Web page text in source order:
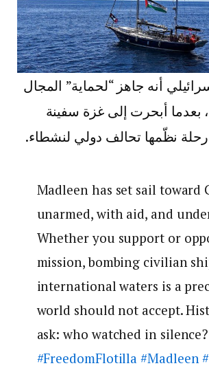
أنه جاهز “لحماية” المجال
بعدما أبحرت إلى غزة سفينة
نظّمها تحالف دولي لنشطاء.
Madleen has set sail toward
unarmed, with aid, and
Whether you support or
mission, bombing civilian
international waters is a
world should not accept.
ask: who watched in silence?
#FreedomFlotilla #Madleen